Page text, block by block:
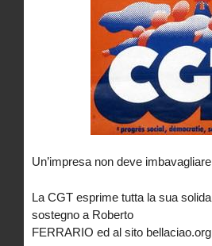
Un’impresa non deve
La CGT esprime tutta la sua
sostegno a Roberto
FERRARIO ed al sito